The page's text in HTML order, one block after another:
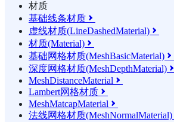
材质
基础线条材质 
虚线材质(LineDashedMaterial) 
材质(Material) 
基础网格材质(MeshBasicMaterial) 
深度网格材质(MeshDepthMaterial) 
MeshDistanceMaterial 
Lambert网格材质 
MeshMatcapMaterial 
法线网格材质(MeshNormalMaterial)